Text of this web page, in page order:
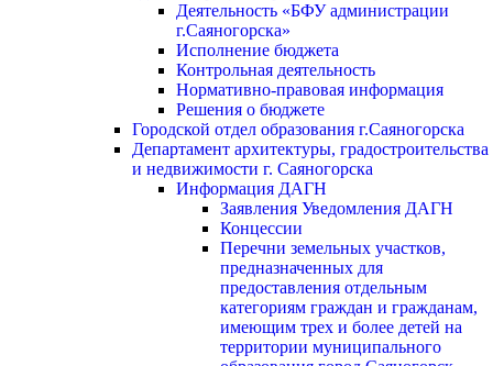
Деятельность «БФУ администрации
г.Саяногорска»
Исполнение бюджета
Контрольная деятельность
Нормативно-правовая информация
Решения о бюджете
Городской отдел образования г.Саяногорска
Департамент архитектуры, градостроительства
и недвижимости г. Саяногорска
Информация ДАГН
Заявления Уведомления ДАГН
Концессии
Перечни земельных участков,
предназначенных для
предоставления отдельным
категориям граждан и гражданам,
имеющим трех и более детей на
территории муниципального